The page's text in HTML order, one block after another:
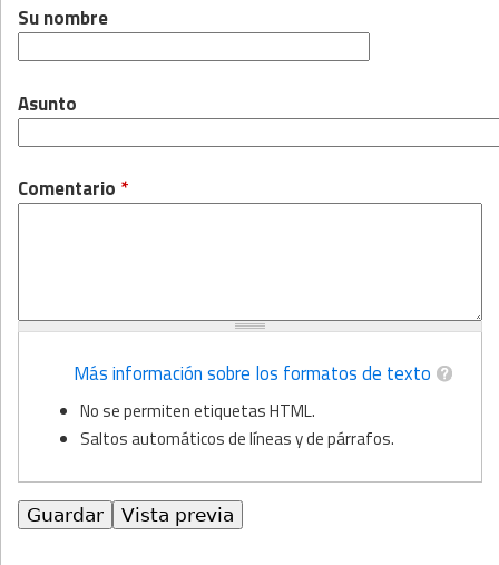
Su nombre
Asunto
Comentario *
Más información sobre los formatos de texto
No se permiten etiquetas HTML.
Saltos automáticos de líneas y de párrafos.